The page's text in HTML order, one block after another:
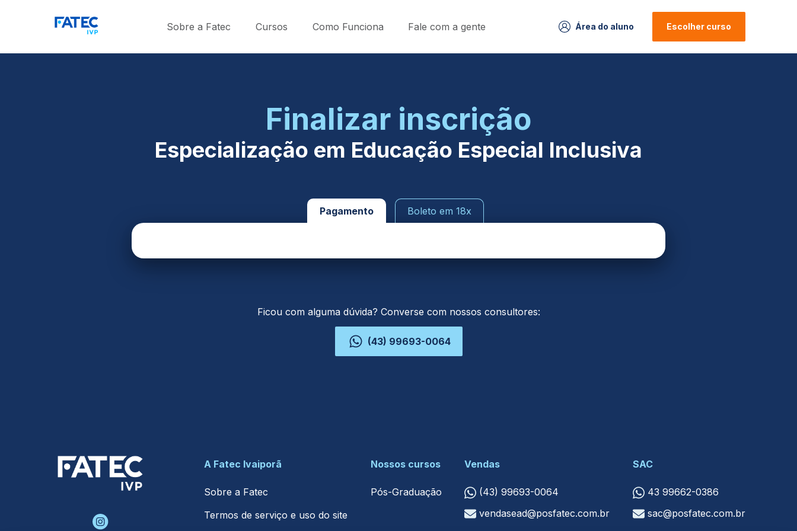
Sobre a Fatec Cursos Como Funciona Fale com a gente Área do aluno Escolher curso
Finalizar inscrição
Especialização em Educação Especial Inclusiva
Pagamento Boleto em 18x
Ficou com alguma dúvida? Converse com nossos consultores:
(43) 99693-0064
A Fatec Ivaiporã
Sobre a Fatec
Termos de serviço e uso do site
Nossos cursos
Pós-Graduação
Vendas
(43) 99693-0064
vendasead@posfatec.com.br
SAC
43 99662-0386
sac@posfatec.com.br